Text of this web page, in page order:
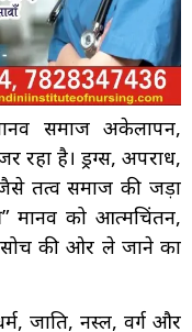
समाज अकेलापन,
रहा है। ड्रग्स, अपराध,
तत्व समाज की जड़ों
मानव को आत्मचिंतन,
सोच की ओर ले जाने का
जाति, नस्ल, वर्ग और